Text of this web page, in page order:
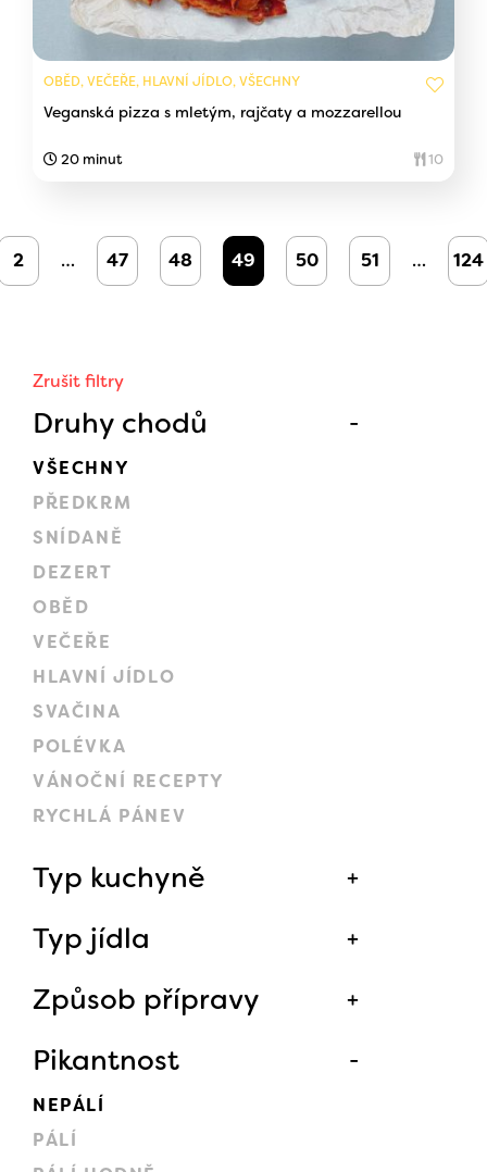
Zrušit filtry
Druhy chodů
VŠECHNY
PŘEDKRM
SNÍDANĚ
DEZERT
OBĚD
VEČEŘE
HLAVNÍ JÍDLO
SVAČINA
POLÉVKA
VÁNOČNÍ RECEPTY
RYCHLÁ PÁNEV
Typ kuchyně
Typ jídla
Způsob přípravy
Pikantnost
NEPÁLÍ
PÁLÍ
OBĚD, VEČEŘE, HLAVNÍ JÍDLO, VŠECHNY
Veganská pizza s mletým, rajčaty a mozzarellou
20 minut 10
2 … 47 48 49 50 51 … 124